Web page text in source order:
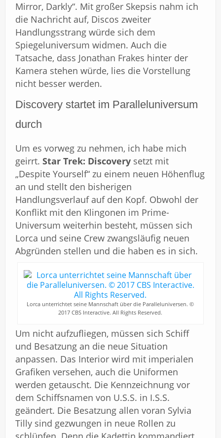
Mirror, Darkly“. Mit großer Skepsis nahm ich
die Nachricht auf, Discos zweiter
Handlungsstrang würde sich dem
Spiegeluniversum widmen. Auch die
Tatsache, dass Jonathan Frakes hinter der
Kamera stehen würde, lies die Vorstellung
nicht besser werden.
Discovery startet im Paralleluniversum
durch
Um es vorweg zu nehmen, ich habe mich
geirrt. Star Trek: Discovery setzt mit
„Despite Yourself“ zu einem neuen Höhenflug
an und stellt den bisherigen
Handlungsverlauf auf den Kopf. Obwohl der
Konflikt mit den Klingonen im Prime-
Universum weiterhin besteht, müssen sich
Lorca und seine Crew zwangsläufig neuen
Abgründen stellen und die haben es in sich.
Lorca unterrichtet seine Mannschaft über die Paralleluniversen. ©
2017 CBS Interactive. All Rights Reserved.
Um nicht aufzufliegen, müssen sich Schiff
und Besatzung an die neue Situation
anpassen. Das Interior wird mit imperialen
Grafiken versehen, auch die Uniformen
werden getauscht. Die Kennzeichnung vor
dem Schiffsnamen von U.S.S. in I.S.S.
geändert. Die Besatzung allen voran Sylvia
Tilly sind gezwungen in neue Rollen zu